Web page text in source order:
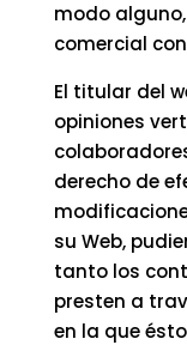
modo
comercial con
El titular del
opiniones
derecho de
su Web,
tanto los
presten a
en la que